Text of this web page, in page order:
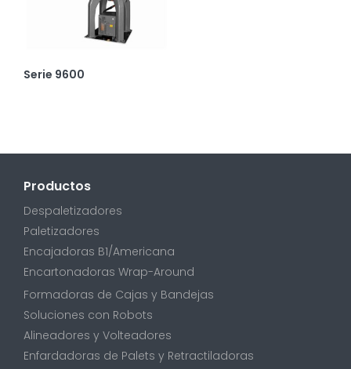
Serie 9600
Productos
Despaletizadores
Paletizadores
Encajadoras B1/Americana
Encartonadoras Wrap-Around
Formadoras de Cajas y Bandejas
Soluciones con Robots
Alineadores y Volteadores
Enfardadoras de Palets y Retractiladoras